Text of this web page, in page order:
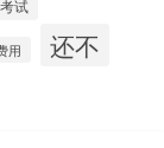
考试
用 还不